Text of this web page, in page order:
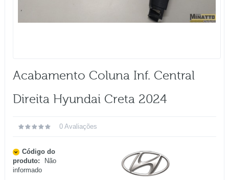
Acabamento Coluna Inf. Central
Direita Hyundai Creta 2024
0 Avaliações
Código do
produto:
Não
informado